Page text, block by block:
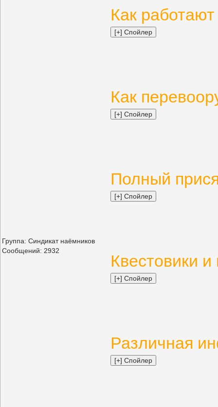
Группа: Синдикат наёмников
Сообщений: 2932
Как
Как
Полный
Квестовики
Различная